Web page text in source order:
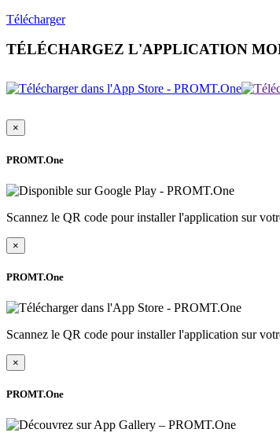
Télécharger
TÉLÉCHARGEZ L'APPLICATION
×
PROMT.One
Scannez le QR code pour installer l'application sur
×
PROMT.One
Scannez le QR code pour installer l'application sur
×
PROMT.One